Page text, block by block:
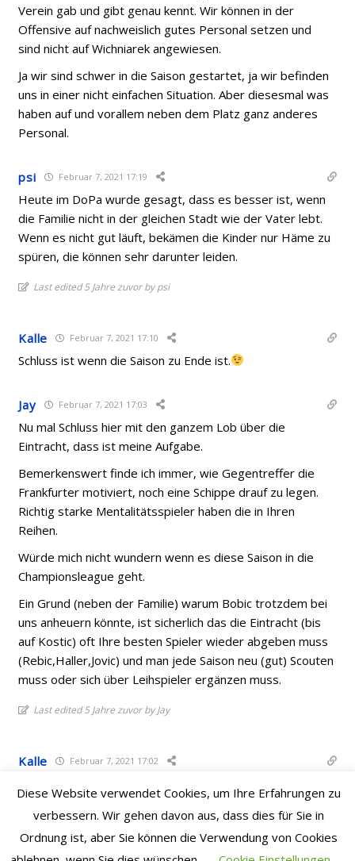
Verein gab und gibt genau kennt. Wir können in der
Offensive auf nachweislich gutes Personal setzen und
sind nicht auf Wichniarek angewiesen.
Ja wir sind schwer in die Saison gestartet, ja wir befinden
uns in einer nicht einfachen Situation. Aber diesesmal was
haben auf und vorallem neben dem Platz ganz anderes
Personal.
psi Februar 7, 2021 17:19
Heute im DoPa wurde gesagt, dass es besser ist, wenn
die Familie nicht in der gleichen Stadt wie der Vater lebt.
Wenn es nicht gut läuft, bekämen die Kinder nur Häme zu
spüren, die können sehr darunter leiden.
Last edited 5 Jahre zuvor by psi
Kalle Februar 7, 2021 17:10
Schluss ist wenn die Saison zu Ende ist.
Jay Februar 7, 2021 17:03
Nu mal Schluss hier mit den ganzem Lob über die
Eintracht, dass ist meine Aufgabe.
Bemerkenswert finde ich immer, wie Gegentreffer die
Frankfurter motiviert, noch eine Schippe drauf zu legen.
Richtig starke Mentalitätsspieler haben die in Ihren
Reihen.
Würde mich nicht wundern wenn es diese Saison in die
Championsleague geht.
Ein Grund (neben der Familie) warum Bobic trotzdem bei
uns anheuern könnte, ist sicherlich das die Eintracht (bis
auf Kostic) oft Ihre besten Spieler wieder abgeben muss
(Rebic,Haller,Jovic) und man jede Saison neu (gut) Scouten
muss oder sich über Leihspieler ergänzen muss.
Last edited 5 Jahre zuvor by Jay
Kalle Februar 7, 2021 17:02
ersten Liga spielen.
Last edited 5 Jahre zuvor by Kalle
Diese Website verwendet Cookies, um Ihre Erfahrungen zu
verbessern. Wir gehen davon aus, dass dies für Sie in
Ordnung ist, aber Sie können die Verwendung von Cookies